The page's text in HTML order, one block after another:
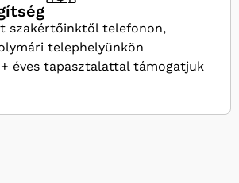
szakértőinktől telefonon,
telephelyünkön
éves tapasztalattal támogatjuk